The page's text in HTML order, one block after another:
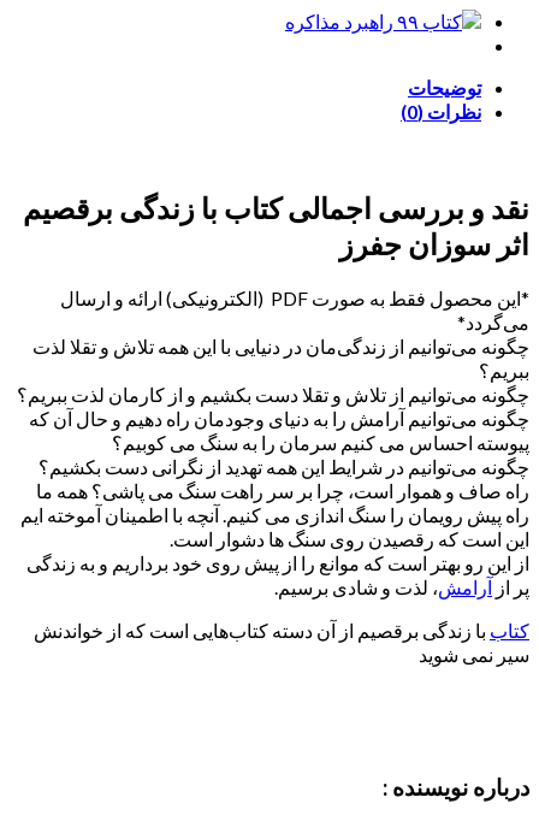
توضیحات
نظرات (0)
نقد و بررسی اجمالی کتاب با زندگی برقصیم
اثر سوزان جفرز
*این محصول فقط به صورت PDF (الکترونیکی) ارائه و ارسال
می‌گردد*
چگونه می‌توانیم از زندگی‌مان در دنیایی با این همه تلاش و تقلا لذت
ببریم؟
چگونه می‌توانیم از تلاش و تقلا دست بکشیم و از کارمان لذت ببریم؟
چگونه می‌توانیم آرامش را به دنیای وجودمان راه دهیم و حال آن که
پیوسته احساس می کنیم سرمان را به سنگ می کوبیم؟
چگونه می‌توانیم در شرایط این همه تهدید از نگرانی دست بکشیم؟
راه صاف و هموار است، چرا بر سر راهت سنگ می پاشی؟ همه ما
راه پیش رویمان را سنگ اندازی می کنیم. آنچه با اطمینان آموخته ایم
این است که رقصیدن روی سنگ ها دشوار است.
از این رو بهتر است که موانع را از پیش روی خود برداریم و به زندگی
پر از آرامش، لذت و شادی برسیم.
کتاب با زندگی برقصیم از آن دسته کتاب‌هایی است که از خواندنش
سیر نمی شوید
درباره نویسنده :